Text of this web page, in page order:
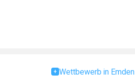
Wettbewerb in Emden